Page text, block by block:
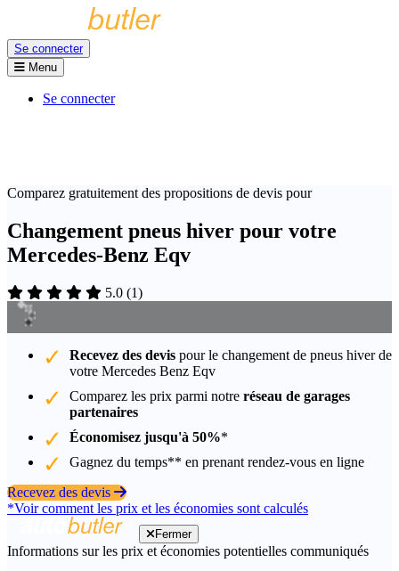
Se connecter
Menu
Se connecter
Comparez gratuitement des propositions de devis pour
Changement pneus hiver pour votre
Mercedes-Benz Eqv
5.0 (1)
Recevez des devis pour le changement de pneus hiver de
votre Mercedes Benz Eqv
Comparez les prix parmi notre réseau de garages
partenaires
Économisez jusqu'à 50%*
Gagnez du temps** en prenant rendez-vous en ligne
Recevez des devis
*Voir comment les prix et les économies sont calculés
Fermer
Informations sur les prix et économies potentielles communiqués